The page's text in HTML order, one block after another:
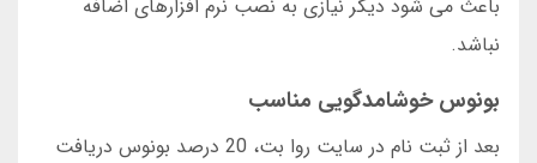
باعث می شود دیگر نیازی به نصب نرم افزارهای اضافه
نباشد.
بونوس خوشامدگویی مناسب
بعد از ثبت نام در سایت روا بت، 20 درصد بونوس دریافت